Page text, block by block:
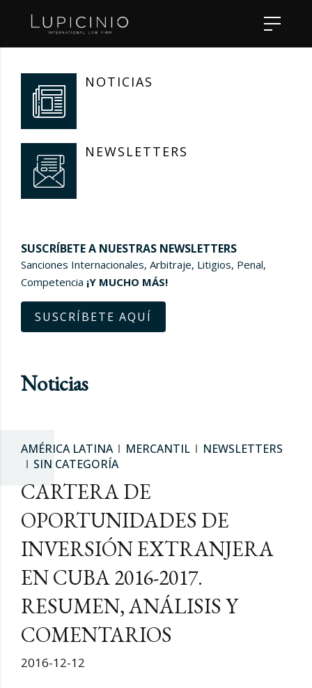
NOTICIAS
NEWSLETTERS
SUSCRÍBETE A NUESTRAS NEWSLETTERS
Sanciones Internacionales, Arbitraje, Litigios, Penal,
Competencia ¡Y MUCHO MÁS!
SUSCRÍBETE AQUÍ
Noticias
AMÉRICA LATINA MERCANTIL
NEWSLETTERS
SIN CATEGORÍA
CARTERA DE
OPORTUNIDADES DE
INVERSIÓN EXTRANJERA
EN CUBA 2016-2017.
RESUMEN, ANÁLISIS Y
COMENTARIOS
2016-12-12